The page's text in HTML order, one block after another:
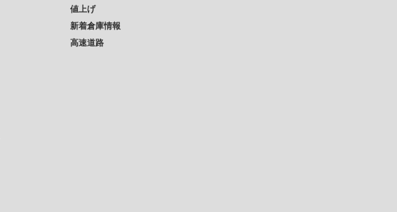
値上げ
新着倉庫情報
高速道路